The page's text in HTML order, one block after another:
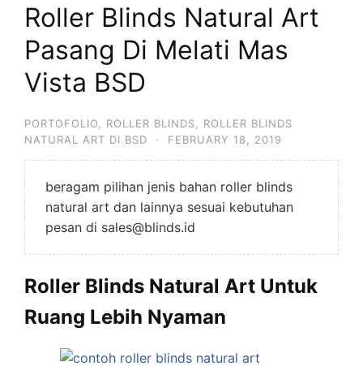
Roller Blinds Natural Art
Pasang Di Melati Mas
Vista BSD
PORTOFOLIO ROLLER BLINDS
ROLLER BLINDS
NATURAL ART DI BSD
· FEBRUARY 18, 2019
beragam pilihan jenis bahan roller blinds
natural art dan lainnya sesuai kebutuhan
pesan di sales@blinds.id
Roller Blinds Natural Art Untuk
Ruang Lebih Nyaman